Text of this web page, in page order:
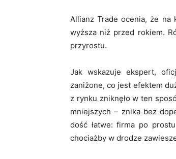
Allianz Trade ocenia, że na
wyższa niż przed rokiem.
przyrostu.
Jak wskazuje ekspert,
zaniżone, co jest efektem
z rynku zniknęło w ten
mniejszych – znika bez
dość łatwe: firma po
chociażby w drodze